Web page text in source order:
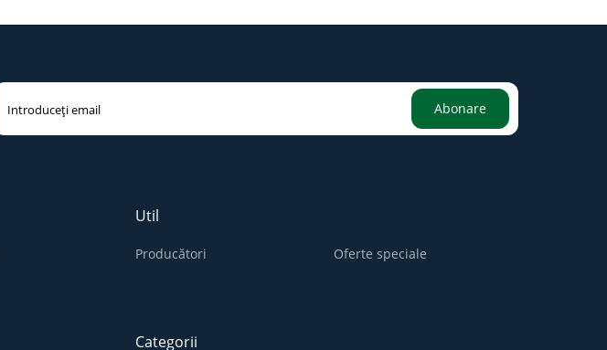
Abonare
Util
Producători Oferte speciale
Categorii